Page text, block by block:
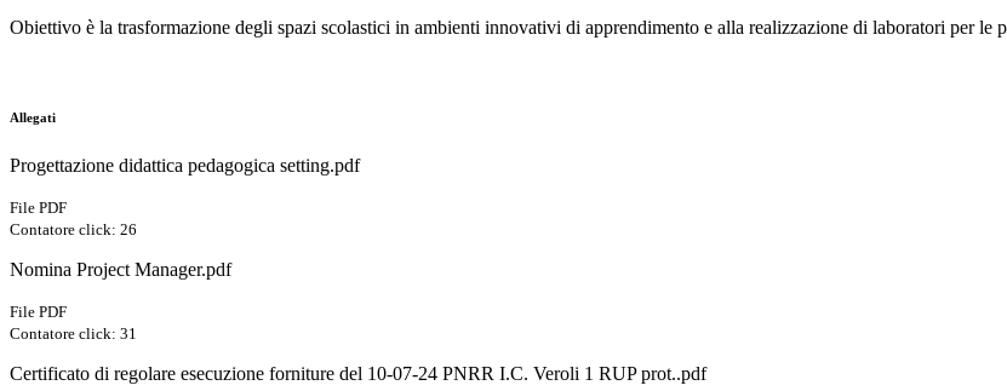
Obiettivo è la trasformazione degli spazi scolastici in ambienti innovativi di apprendimento e alla realizzazione di laboratori per le
Allegati
Progettazione didattica pedagogica setting.pdf
File PDF
Contatore click: 26
Nomina Project Manager.pdf
File PDF
Contatore click: 31
Certificato di regolare esecuzione forniture del 10-07-24 PNRR I.C. Veroli 1 RUP prot..pdf